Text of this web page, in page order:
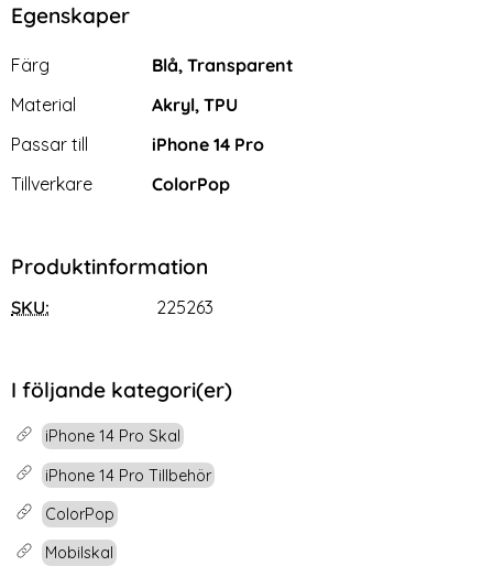
Egenskaper
Egenskaper/attribut för denna produkt
Attribut
Färg
Blå, Transparent
Material
Akryl, TPU
Passar till
iPhone 14 Pro
Tillverkare
ColorPop
Produktinformation
SKU: 225263
I följande kategori(er)
iPhone 14 Pro Skal
iPhone 14 Pro Tillbehör
ColorPop
Mobilskal